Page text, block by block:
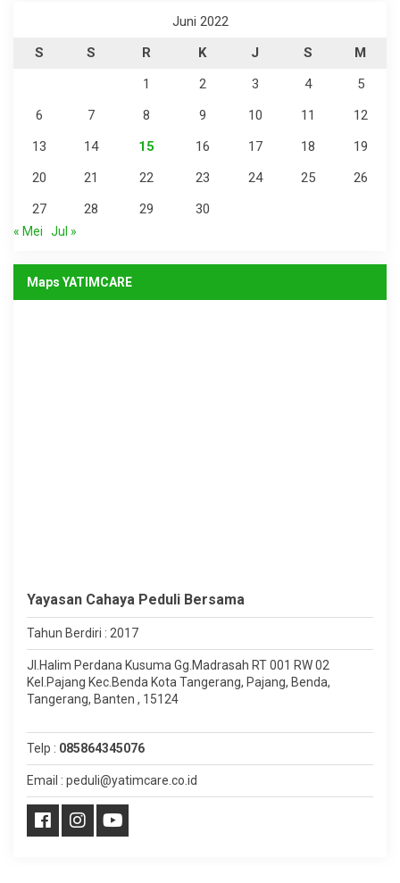
Juni 2022
S
S R K J S
M
1
2 3 4
5
6
7 8 9 10 11
12
13
14 15 16 17 18
19
20
21 22 23 24 25
26
27
28 29 30
« Mei Jul »
Maps YATIMCARE
Yayasan Cahaya Peduli Bersama
Tahun Berdiri : 2017
Jl.Halim Perdana Kusuma Gg.Madrasah RT 001 RW 02
Kel.Pajang Kec.Benda Kota Tangerang, Pajang, Benda,
Tangerang, Banten , 15124
Telp : 085864345076
Email : peduli@yatimcare.co.id